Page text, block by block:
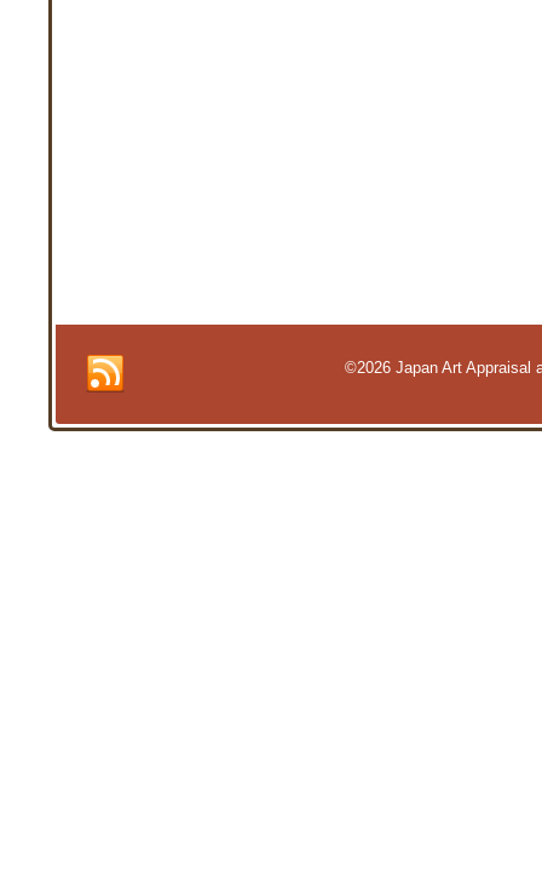
©2026 Japan Art Appraisal